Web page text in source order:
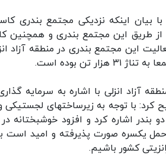
بیان اینکه نزدیکی مجتمع بندری
از طریق این مجتمع بندری و
این مجتمع بندری در منطقه آزاد
تن بوده است.
آزاد انزلی با اشاره به سرمایه
کرد: با توجه به زیرساختهای
بندر اشاره کرد و افزود خوشبختانه
یکسره صورت پذیرفته و امید است
کشور باشیم.